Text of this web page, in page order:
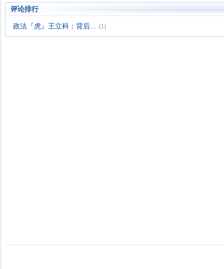
评论排行
·政法『虎』王立科：背后... (1)